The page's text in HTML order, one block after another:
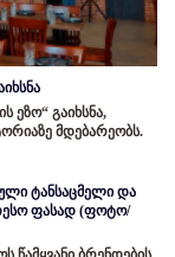
ეზო“ გაიხსნა,
მდებარეობს.
ტანსაცმელი და
ფასად (ფოტო/